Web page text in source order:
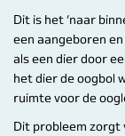
Dit is het ‘naar
een aangeboren
als een dier door
het dier de oogbol
ruimte voor de
Dit probleem zorgt